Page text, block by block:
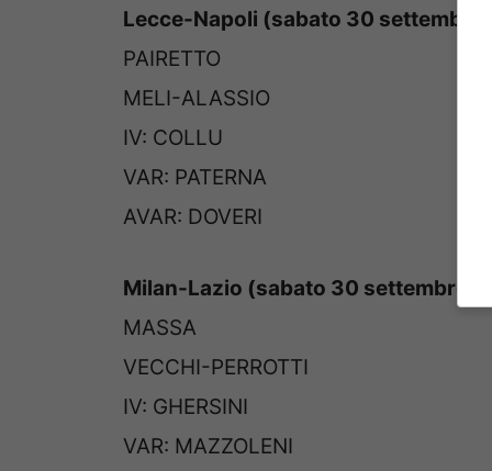
Lecce-Napoli (sabato 30 settembre
PAIRETTO
MELI-ALASSIO
IV: COLLU
VAR: PATERNA
AVAR: DOVERI
Milan-Lazio (sabato 30 settembre
MASSA
VECCHI-PERROTTI
IV: GHERSINI
VAR: MAZZOLENI